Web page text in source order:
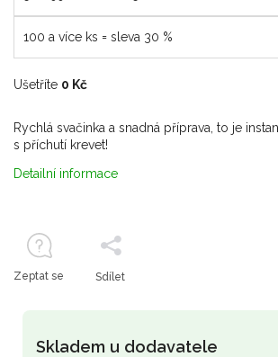
Skladem u dodavatele
100 a více ks = sleva 30 %
Ušetříte 0 Kč
Rychlá svačinka a snadná příprava, to je
s příchutí krevet!
Detailní informace
Zeptat se Sdílet